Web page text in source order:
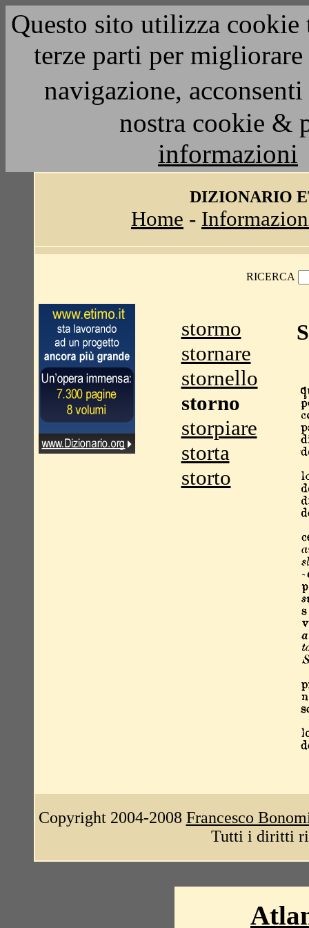
Questo sito utilizza
terze parti per
navigazione,
nostra cookie &
informazioni
DIZIONARIO
Home -
RICERCA
stormo
stornare
stornello
storno
storpiare
storta
storto
Copyright 2004-2008 Francesco
Tutti i diritti